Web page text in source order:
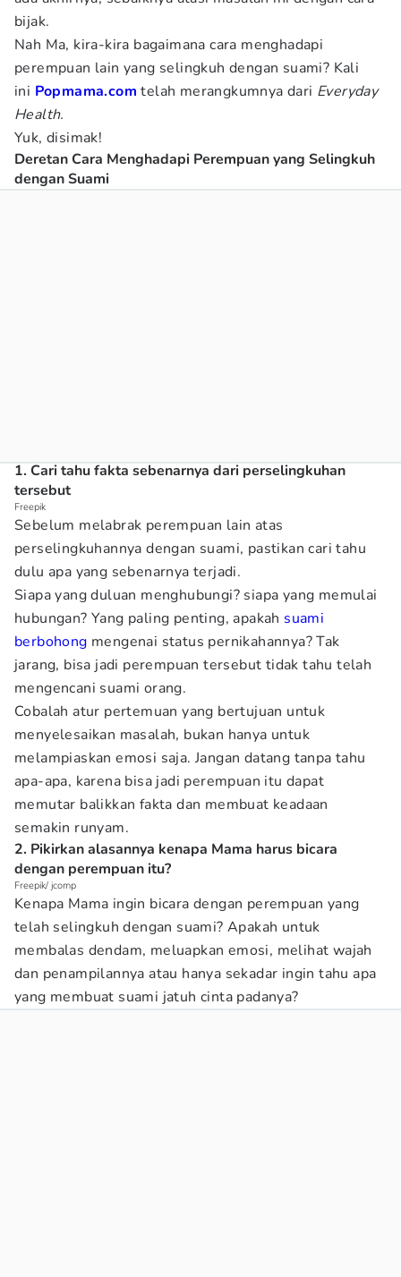
bijak.
Nah Ma, kira-kira bagaimana cara menghadapi
perempuan lain yang selingkuh dengan suami? Kali
ini Popmama.com telah merangkumnya dari Everyday
Health.
Yuk, disimak!
Deretan Cara Menghadapi Perempuan yang Selingkuh
dengan Suami
1. Cari tahu fakta sebenarnya dari perselingkuhan
tersebut
Freepik
Sebelum melabrak perempuan lain atas
perselingkuhannya dengan suami, pastikan cari tahu
dulu apa yang sebenarnya terjadi.
Siapa yang duluan menghubungi? siapa yang memulai
hubungan? Yang paling penting, apakah suami
berbohong mengenai status pernikahannya? Tak
jarang, bisa jadi perempuan tersebut tidak tahu telah
mengencani suami orang.
Cobalah atur pertemuan yang bertujuan untuk
menyelesaikan masalah, bukan hanya untuk
melampiaskan emosi saja. Jangan datang tanpa tahu
apa-apa, karena bisa jadi perempuan itu dapat
memutar balikkan fakta dan membuat keadaan
semakin runyam.
2. Pikirkan alasannya kenapa Mama harus bicara
dengan perempuan itu?
Freepik/ jcomp
Kenapa Mama ingin bicara dengan perempuan yang
telah selingkuh dengan suami? Apakah untuk
membalas dendam, meluapkan emosi, melihat wajah
dan penampilannya atau hanya sekadar ingin tahu apa
yang membuat suami jatuh cinta padanya?